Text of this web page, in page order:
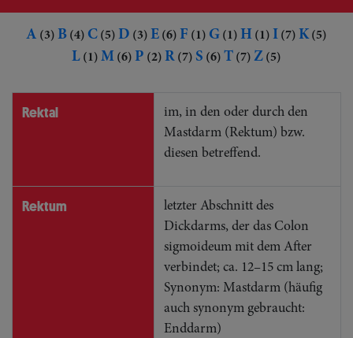
A (3) B (4) C (5) D (3) E (6) F (1) G (1) H (1) I (7) K(5)
L (1) M (6) P (2) R (7) S (6) T (7) Z (5)
Rektal
im, in den oder durch den
Mastdarm (Rektum) bzw.
diesen betreffend.
Rektum
letzter Abschnitt des
Dickdarms, der das Colon
sigmoideum mit dem After
verbindet; ca. 12–15 cm lang;
Synonym: Mastdarm (häufig
auch synonym gebraucht:
Enddarm)